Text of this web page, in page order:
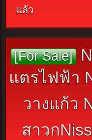
แล้ว
[For Sale]
แตรไฟฟ้า
วางแก้ว
สาวก